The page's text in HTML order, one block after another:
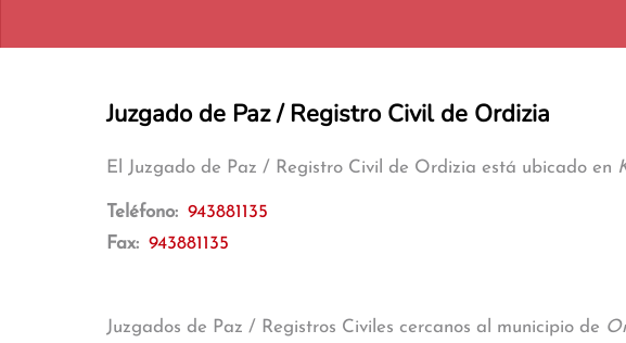
Juzgado de Paz / Registro Civil de Ordizia
El Juzgado de Paz / Registro Civil de Ordizia está ubicado en
Teléfono: 943881135
Fax: 943881135
Juzgados de Paz / Registros Civiles cercanos al municipio de